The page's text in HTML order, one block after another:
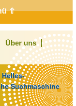
⇧
Über uns
Helles-
Suchmaschine